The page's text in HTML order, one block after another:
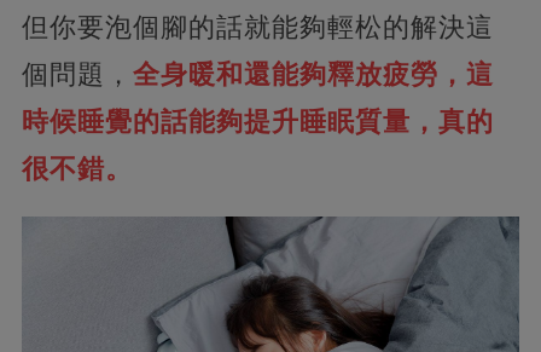
但你要泡個腳的話就能夠輕松的解決這
個問題， 全身暖和還能夠釋放疲勞，這
時候睡覺的話能夠提升睡眠質量，真的
很不錯。